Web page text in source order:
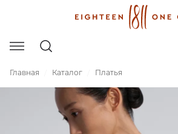
Главная Каталог Платья